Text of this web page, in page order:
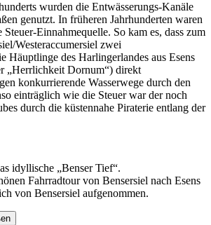
wurden die Entwässerungs-Kanäle
genutzt. In früheren Jahrhunderten waren
Einnahmequelle. So kam es, dass zum
Westeraccumersiel zwei
Häuptlinge des Harlingerlandes aus Esens
„Herrlichkeit Dornum“) direkt
konkurrierende Wasserwege durch den
einträglich wie die Steuer war der noch
durch die küstennahe Piraterie entlang der
idyllische „Benser Tief“.
Fahrradtour von Bensersiel nach Esens
von Bensersiel aufgenommen.